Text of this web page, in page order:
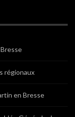
régionaux
en Bresse